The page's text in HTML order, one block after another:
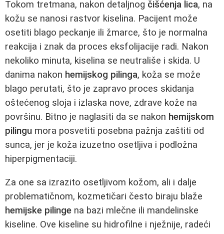
Tokom tretmana, nakon detaljnog čišćenja lica, na
kožu se nanosi rastvor kiselina. Pacijent može
osetiti blago peckanje ili žmarce, što je normalna
reakcija i znak da proces eksfolijacije radi. Nakon
nekoliko minuta, kiselina se neutrališe i skida. U
danima nakon hemijskog pilinga, koža se može
blago perutati, što je zapravo proces skidanja
oštećenog sloja i izlaska nove, zdrave kože na
površinu. Bitno je naglasiti da se nakon hemijskom
pilingu mora posvetiti posebna pažnja zaštiti od
sunca, jer je koža izuzetno osetljiva i podložna
hiperpigmentaciji.
Za one sa izrazito osetljivom kožom, ali i dalje
problematičnom, kozmetičari često biraju blaže
hemijske pilinge na bazi mlečne ili mandelinske
kiseline. Ove kiseline su hidrofilne i nježnije, radeći